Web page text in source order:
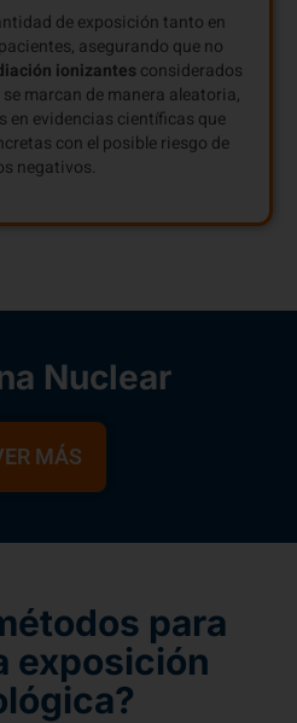
de exposición tanto en
asegurando que no
ionizantes considerados
marcan de manera aleatoria,
en evidencias científicas que
con el posible riesgo de
negativos.
Nuclear
MÁS
para
exposición